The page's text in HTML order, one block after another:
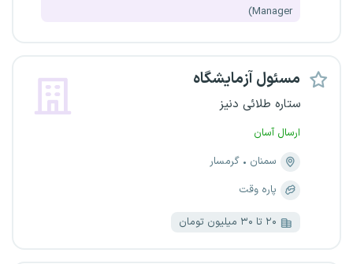
Manager)
مسئول آزمایشگاه
ستاره طلائی دنیز
ارسال آسان
سمنان
گرمسار
پاره وقت
۲۰ تا ۳۰ میلیون تومان